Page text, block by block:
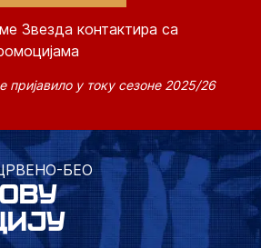
Звезда контактира са
пријавило у току сезоне 2025/26
БЕО